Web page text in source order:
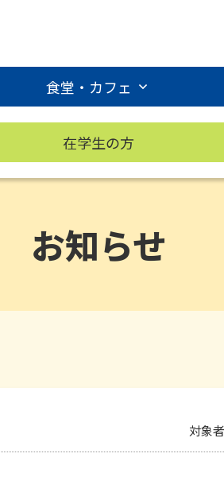
食堂・カフェ
在学生の方
お知らせ
対象